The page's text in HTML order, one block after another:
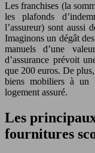
Les franchises (la
les plafonds
l’assureur) sont aussi
Imaginons un dégât
manuels d’une
d’assurance prévoit
que 200 euros. De
biens mobiliers à un
logement assuré.
Les
fournitures